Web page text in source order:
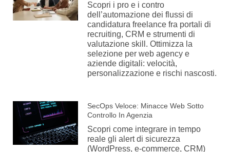
Scopri i pro e i contro
dell’automazione dei flussi di
candidatura freelance fra portali di
recruiting, CRM e strumenti di
valutazione skill. Ottimizza la
selezione per web agency e
aziende digitali: velocità,
personalizzazione e rischi nascosti.
SecOps Veloce: Minacce Web Sotto
Controllo In Agenzia
Scopri come integrare in tempo
reale gli alert di sicurezza
(WordPress, e-commerce, CRM)